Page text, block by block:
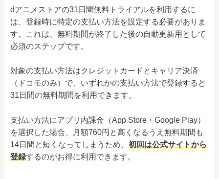
dアニメストアの31日間無料トライアルを利用するに
は、登録時に特定の支払い方法を設定する必要がありま
す。これは、無料期間が終了した後の自動更新用として
必須のステップです。
対象の支払い方法はクレジットカードとキャリア決済
（ドコモのみ）で、いずれかの支払い方法で登録すると
31日間の無料期間を利用できます。
支払い方法にアプリ内課金（App Store・Google Play）
を選択した場合、月額760円と高くなるうえ無料期間も
14日間と短くなってしまうため、 初回は公式サイトから
登録するのがお得に利用できます。